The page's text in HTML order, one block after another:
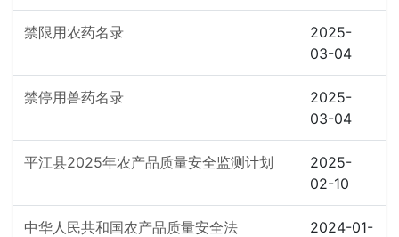
禁限用农药名录
2025-
03-04
禁停用兽药名录
2025-
03-04
平江县2025年农产品质量安全监测计划
2025-
02-10
中华人民共和国农产品质量安全法
2024-01-